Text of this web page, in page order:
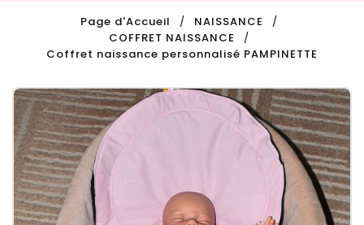
Page d'Accueil
NAISSANCE
COFFRET NAISSANCE
Coffret naissance personnalisé PAMPINETTE